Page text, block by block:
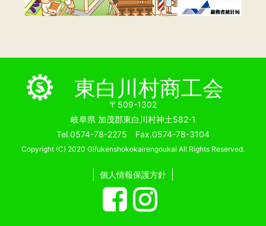
東白川村商工会
〒509-1302
岐阜県 加茂郡東白川村神土582-1
Tel.0574-78-2275 Fax.0574-78-3104
Copyright (C) 2020 Gifukenshokokairengoukai All Rights Reserved.
個人情報保護方針